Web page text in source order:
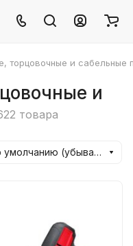
торцовочные и сабельные
и
товара
По умолчанию (убывание)